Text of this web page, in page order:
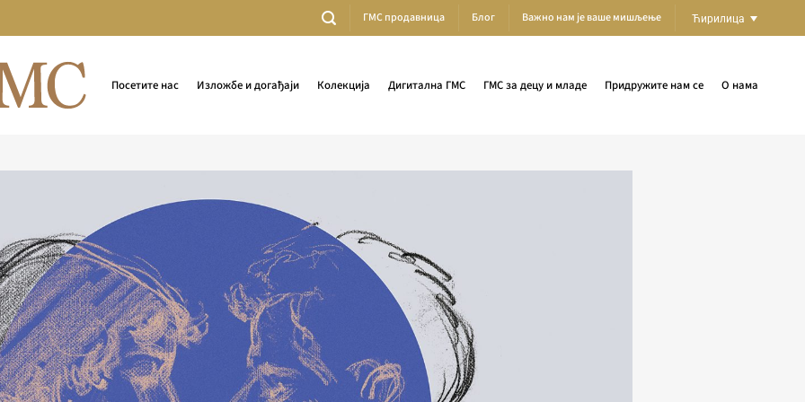
ГМС продавница Блог Важно нам је ваше мишљење Ћирилица
Посетите нас Изложбе и догађаји Колекција Дигитална ГМС ГМС за децу и младе Придружите нам се О нама